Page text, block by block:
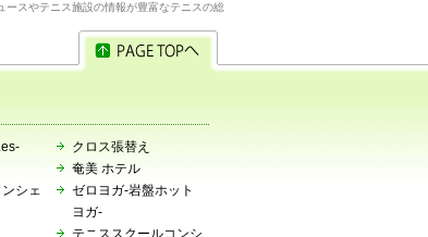
ースやテニス施設の情報が豊富なテニスの総
シェ
クロス張替え
奄美 ホテル
ゼロヨガ-岩盤ホット
ヨガ-
テニススクールコンシ